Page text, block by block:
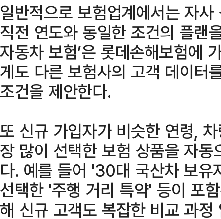
일반적으로 보험업계에서는 자
직전 연도와 동일한 조건의 플랜
자동차 보험’은 롯데손해보험에
게도 다른 보험사의 고객 데이터
조건을 제안한다.
또 신규 가입자가 비슷한 연령,
장 많이 선택한 보험 상품을 자
다. 예를 들어 '30대 국산차 보유
선택한 '주행 거리 특약' 등이 포
해 신규 고객도 복잡한 비교 과